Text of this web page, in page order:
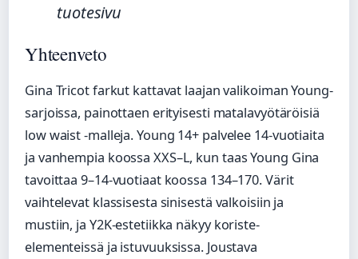
tuotesivu
Yhteenveto
Gina Tricot farkut kattavat laajan valikoiman Young-
sarjoissa, painottaen erityisesti matalavyötäröisiä
low waist -malleja. Young 14+ palvelee 14-vuotiaita
ja vanhempia koossa XXS–L, kun taas Young Gina
tavoittaa 9–14-vuotiaat koossa 134–170. Värit
vaihtelevat klassisesta sinisestä valkoisiin ja
mustiin, ja Y2K-estetiikka näkyy koriste-
elementeissä ja istuvuuksissa. Joustava